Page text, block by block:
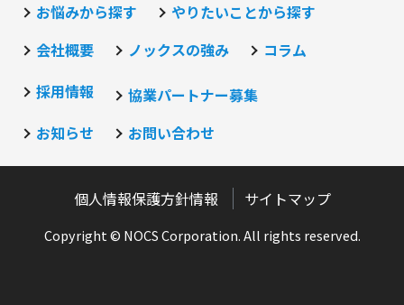
お悩みから探す
やりたいことから探す
会社概要
ノックスの強み
コラム
採用情報
協業パートナー募集
お知らせ
お問い合わせ
個人情報保護方針情報 サイトマップ
Copyright © NOCS Corporation. All rights reserved.